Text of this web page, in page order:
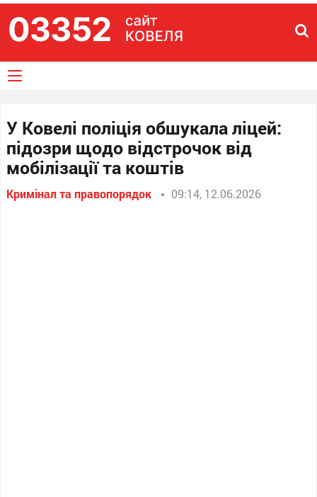
У Ковелі поліція обшукала ліцей:
підозри щодо відстрочок від
мобілізації та коштів
Кримінал та правопорядок 09:14, 12.06.2026